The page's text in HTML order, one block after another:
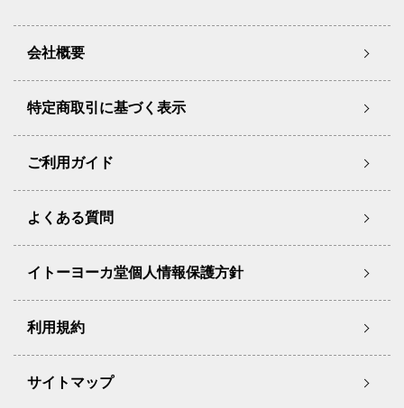
会社概要
特定商取引に基づく表示
ご利用ガイド
よくある質問
イトーヨーカ堂個人情報保護方針
利用規約
サイトマップ